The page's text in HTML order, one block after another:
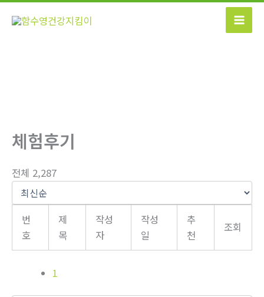
콘
체험후기
전체 2,287
번
호
제
목
작성
자
작성
일
추
천
조회
1